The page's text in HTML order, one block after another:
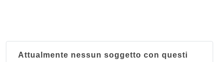
Attualmente nessun soggetto con questi